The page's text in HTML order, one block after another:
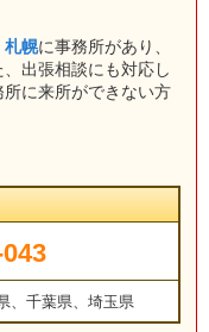
札幌に事務所があり、
出張相談にも対応し
に来所ができない方
、千葉県、埼玉県